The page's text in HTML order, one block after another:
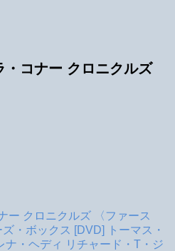
・コナー クロニクルズ
ー クロニクルズ 〈ファース
・ボックス [DVD] トーマス・
ナ・ヘディ リチャード・T・ジ